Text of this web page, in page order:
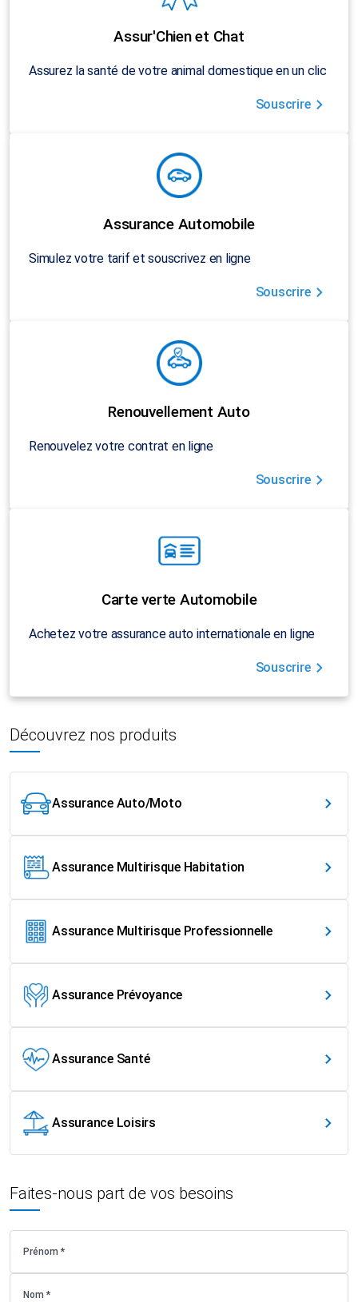
Assur'Chien et Chat
Assurez la santé de votre animal domestique en un clic
Souscrire
Assurance Automobile
Simulez votre tarif et souscrivez en ligne
Souscrire
Renouvellement Auto
Renouvelez votre contrat en ligne
Souscrire
Carte verte Automobile
Achetez votre assurance auto internationale en ligne
Souscrire
Découvrez nos produits
Assurance Auto/Moto
Assurance Multirisque Habitation
Assurance Multirisque Professionnelle
Assurance Prévoyance
Assurance Santé
Assurance Loisirs
Faites-nous part de vos besoins